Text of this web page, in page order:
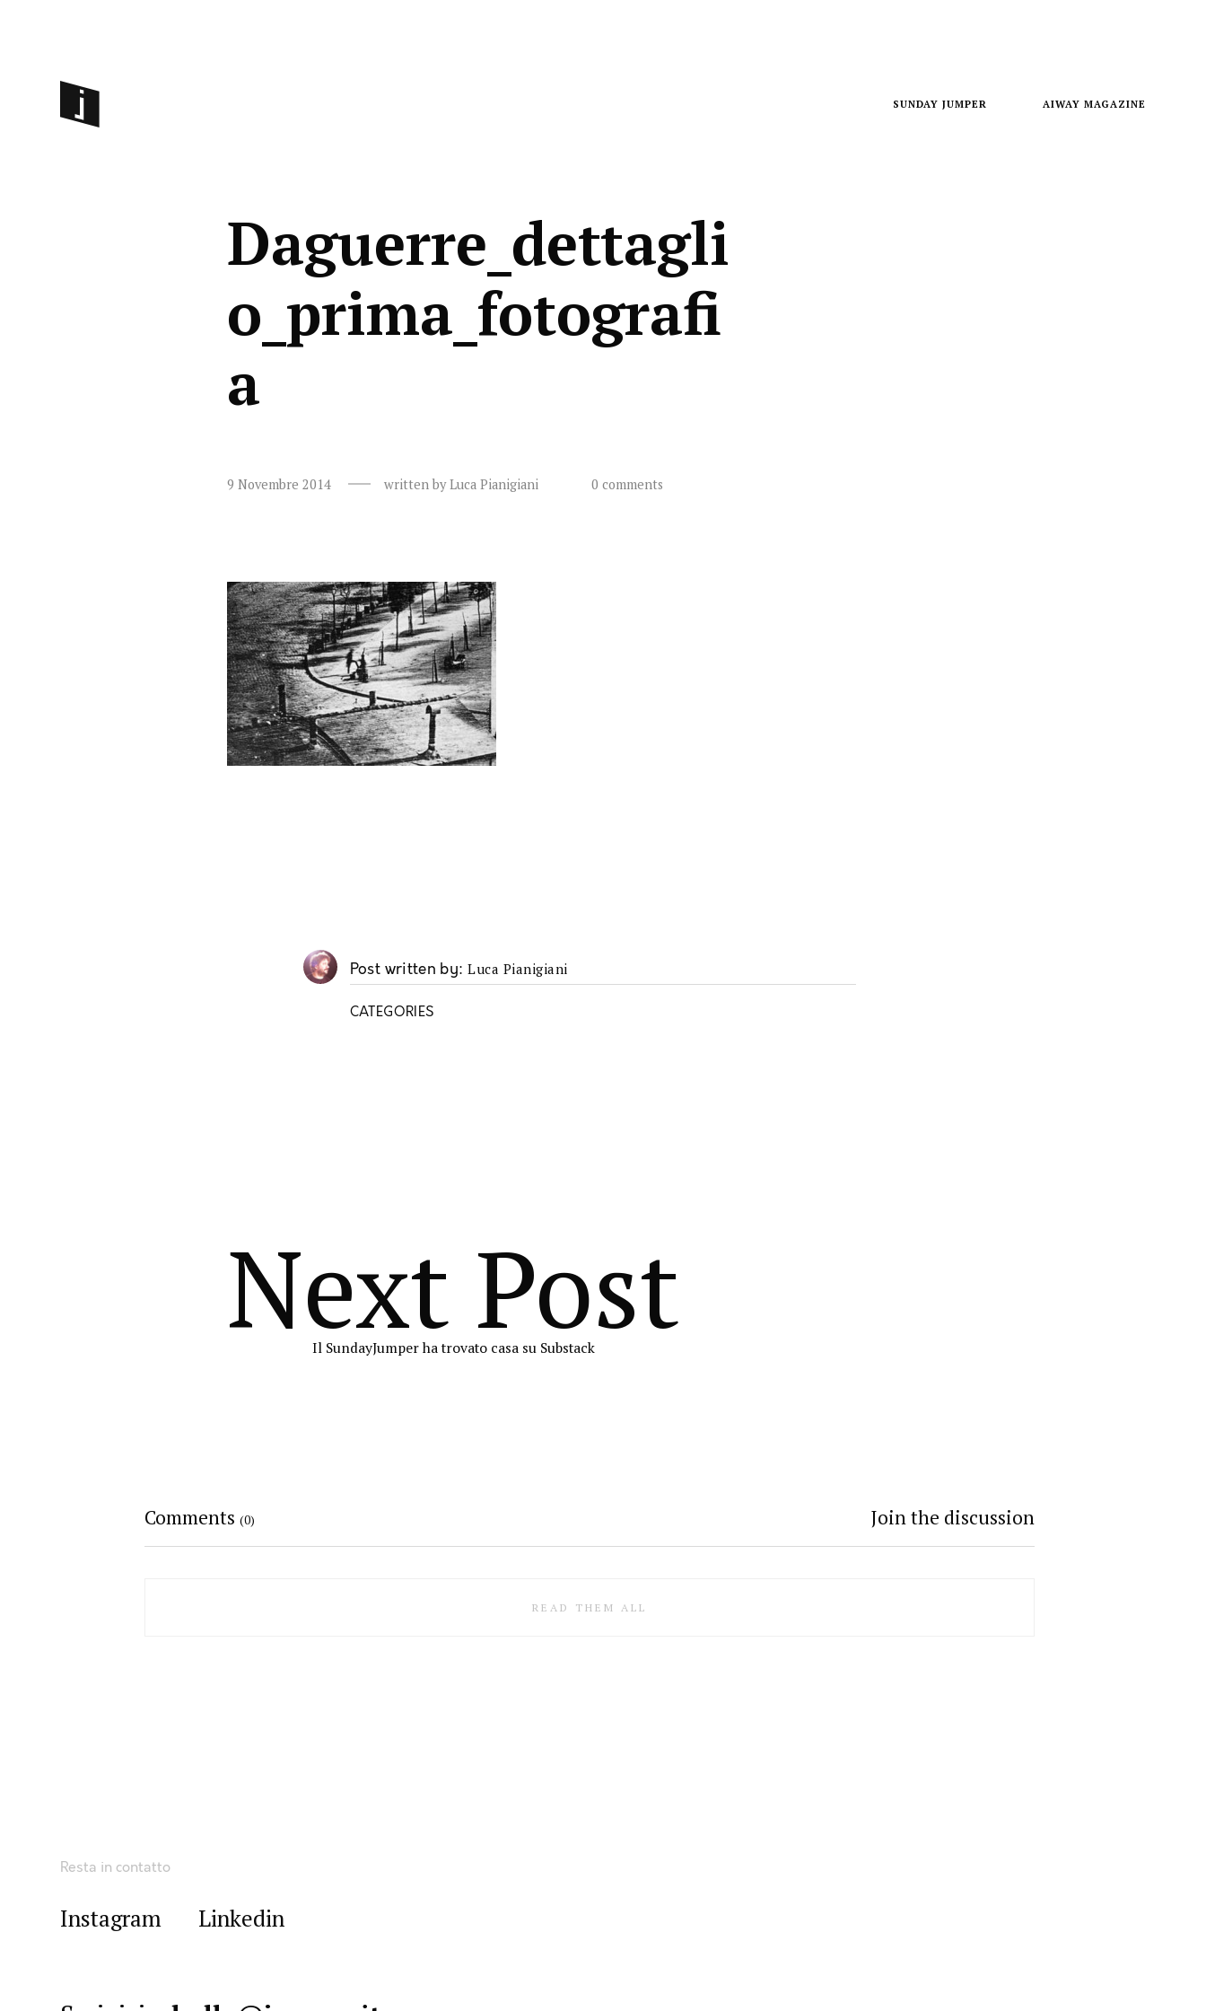
SUNDAY JUMPER AIWAY MAGAZINE
Daguerre_dettagli
o_prima_fotografi
a
9 Novembre 2014 written byLuca Pianigiani 0 comments
Post written by Luca Pianigiani
CATEGORIES
Next Post
Il SundayJumper ha trovato casa su Substack
Comments(0) Join the discussion
READ THEM ALL
Resta in contatto
Instagram Linkedin